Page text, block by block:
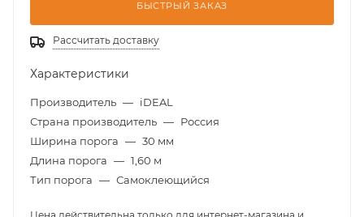
БЫСТРЫЙ ЗАКАЗ
Рассчитать доставку
Характеристики
Производитель — iDEAL
Страна производитель — Россия
Ширина порога — 30 мм
Длина порога — 1,60 м
Тип порога — Самоклеющийся